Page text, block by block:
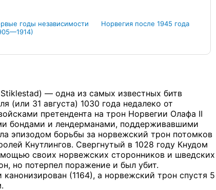
годы независимости
Норвегия после 1945 года
— одна из самых известных битв
31 августа) 1030 года недалеко от
претендента на трон Норвегии Олафа II
бондами и лендерманами, поддерживавшими
эпизодом борьбы за норвежский трон потомков
Кнутлингов. Свергнутый в 1028 году Кнудом
своих норвежских сторонников и шведских
но потерпел поражение и был убит.
(1164), а норвежский трон спустя 5